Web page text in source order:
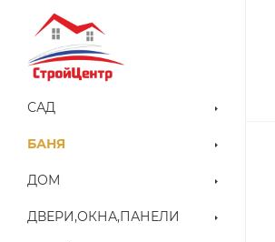
САД
БАНЯ
ДОМ
ДВЕРИ,ОКНА,ПАНЕЛИ